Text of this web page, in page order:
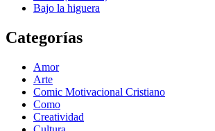
Bajo la higuera
Categorías
Amor
Arte
Comic Motivacional Cristiano
Como
Creatividad